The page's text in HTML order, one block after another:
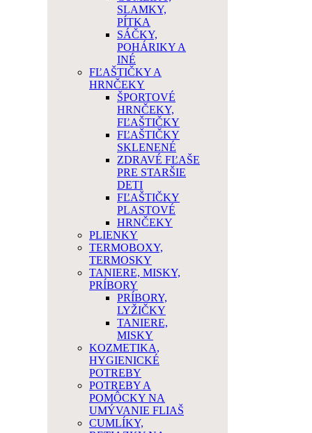
SLAMKY,
PÍTKA
SÁČKY,
POHÁRIKY A
INÉ
FĽAŠTIČKY A
HRNČEKY
ŠPORTOVÉ
HRNČEKY,
FĽAŠTIČKY
FĽAŠTIČKY
SKLENENÉ
ZDRAVÉ FĽAŠE
PRE STARŠIE
DETI
FĽAŠTIČKY
PLASTOVÉ
HRNČEKY
PLIENKY
TERMOBOXY,
TERMOSKY
TANIERE, MISKY,
PRÍBORY
PRÍBORY,
LYŽIČKY
TANIERE,
MISKY
KOZMETIKA,
HYGIENICKÉ
POTREBY
POTREBY A
POMÔCKY NA
UMÝVANIE FLIAŠ
CUMLÍKY,